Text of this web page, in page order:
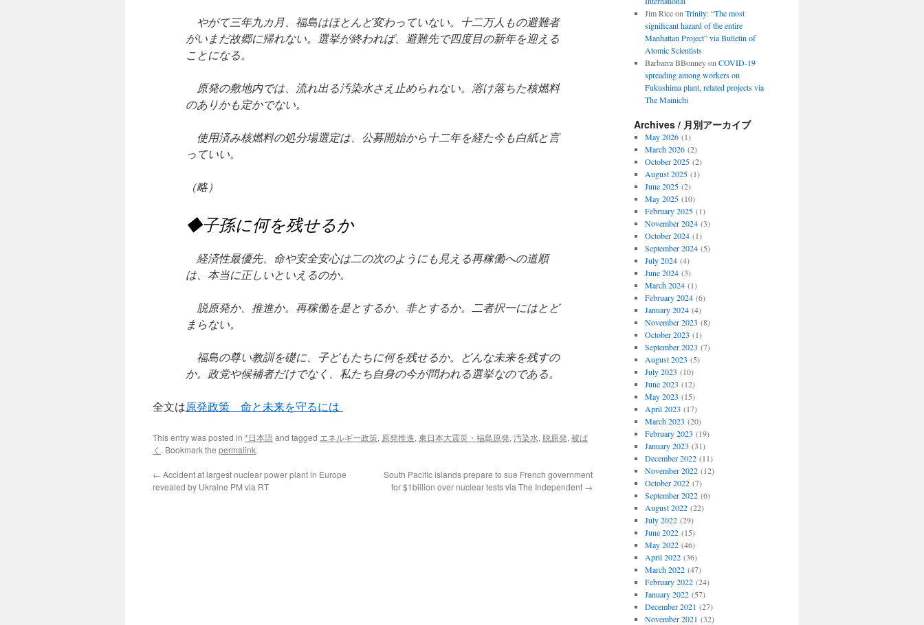
やがて三年九カ月、福島はほとんど変わっていない。十二万人もの避難者
がいまだ故郷に帰れない。選挙が終われば、避難先で四度目の新年を迎える
ことになる。
原発の敷地内では、流れ出る汚染水さえ止められない。溶け落ちた核燃料
のありかも定かでない。
使用済み核燃料の処分場選定は、公募開始から十二年を経た今も白紙と言
っていい。
（略）
◆子孫に何を残せるか
経済性最優先、命や安全安心は二の次のようにも見える再稼働への道順
は、本当に正しいといえるのか。
脱原発か、推進か。再稼働を是とするか、非とするか。二者択一にはとど
まらない。
福島の尊い教訓を礎に、子どもたちに何を残せるか。どんな未来を残すの
か。政党や候補者だけでなく、私たち自身の今が問われる選挙なのである。
全文は原発政策 命と未来を守るには
This entry was posted in *日本語and tagged エネルギー政策, 原発推進, 東日本大震災・福島原発, 汚染水, 脱原発, 被ば
く . Bookmark the permalink.
← Accident at largest nuclear power plant in Europe
revealed by Ukraine PM via RT
South Pacific islands prepare to sue French government
for $1billion over nuclear tests via The Independent →
Jim Riceon Trinity: “The most
significant hazard of the entire
Manhattan Project” via Bulletin of
Atomic Scientists
Barbarra BBonneyon COVID-19
spreading among workers on
Fukushima plant, related projects via
The Mainichi
Archives / 月別アーカイブ
May 2026(1)
March 2026(2)
October 2025(2)
August 2025(1)
June 2025(2)
May 2025(10)
February 2025(1)
November 2024(3)
October 2024(1)
September 2024(5)
July 2024(4)
June 2024(3)
March 2024(1)
February 2024(6)
January 2024(4)
November 2023 (8)
October 2023 (1)
September 2023 (7)
August 2023 (5)
July 2023 (10)
June 2023 (12)
May 2023 (15)
April 2023 (17)
March 2023 (20)
February 2023 (19)
January 2023 (31)
December 2022(11)
November 2022(12)
October 2022(7)
September 2022(6)
August 2022(22)
July 2022(29)
June 2022(15)
May 2022(46)
April 2022(36)
March 2022(47)
February 2022(24)
January 2022(57)
December 2021 (27)
November 2021 (32)